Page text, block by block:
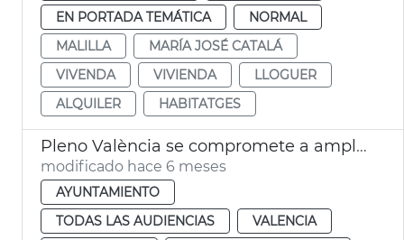
EN PORTADA TEMÁTICA
NORMAL
MALILLA
MARÍA JOSÉ CATALÁ
VIVENDA
VIVIENDA
LLOGUER
ALQUILER
HABITATGES
Pleno València se compromete a ampliar ayudas al alquiler
modificado hace 6 meses
AYUNTAMIENTO
TODAS LAS AUDIENCIAS
VALENCIA